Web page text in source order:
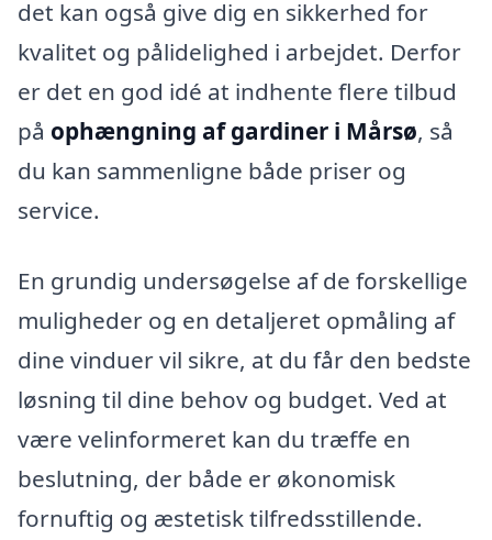
det kan også give dig en sikkerhed for
kvalitet og pålidelighed i arbejdet. Derfor
er det en god idé at indhente flere tilbud
på ophængning af gardiner i Mårsø, så
du kan sammenligne både priser og
service.
En grundig undersøgelse af de forskellige
muligheder og en detaljeret opmåling af
dine vinduer vil sikre, at du får den bedste
løsning til dine behov og budget. Ved at
være velinformeret kan du træffe en
beslutning, der både er økonomisk
fornuftig og æstetisk tilfredsstillende.